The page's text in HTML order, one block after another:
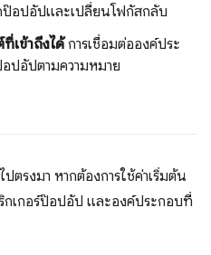
ป๊อปอัปและเปลี่ยนโฟกัสกลับ
เข้าถึงได้การเชื่อมต่อองค์ประ
ปอัปตามความหมาย
ตรงมา หากต้องการใช้ค่าเริ่มต้น
กเกอร์ป๊อปอัป และองค์ประกอบที่